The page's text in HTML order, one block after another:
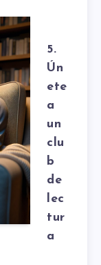
5.
Ún
ete
a
un
clu
b
de
lec
tur
a